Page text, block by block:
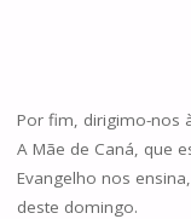
Por fim, dirigimo-nos
A Mãe de Caná, que
Evangelho nos
deste domingo.